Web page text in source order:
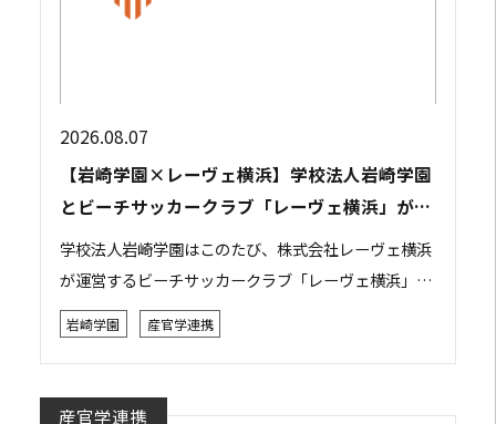
2026.08.07
【岩崎学園×レーヴェ横浜】学校法人岩崎学園
とビーチサッカークラブ「レーヴェ横浜」が包
括連携協定を締結
学校法人岩崎学園はこのたび、株式会社レーヴェ横浜
が運営するビーチサッカークラブ「レーヴェ横浜」と
包括連携協定を締結しました。 本協定は、双方がそれ
ぞれの強みや資源を活かしながら相互に連携・協力...
岩崎学園 産官学連携
産官学連携